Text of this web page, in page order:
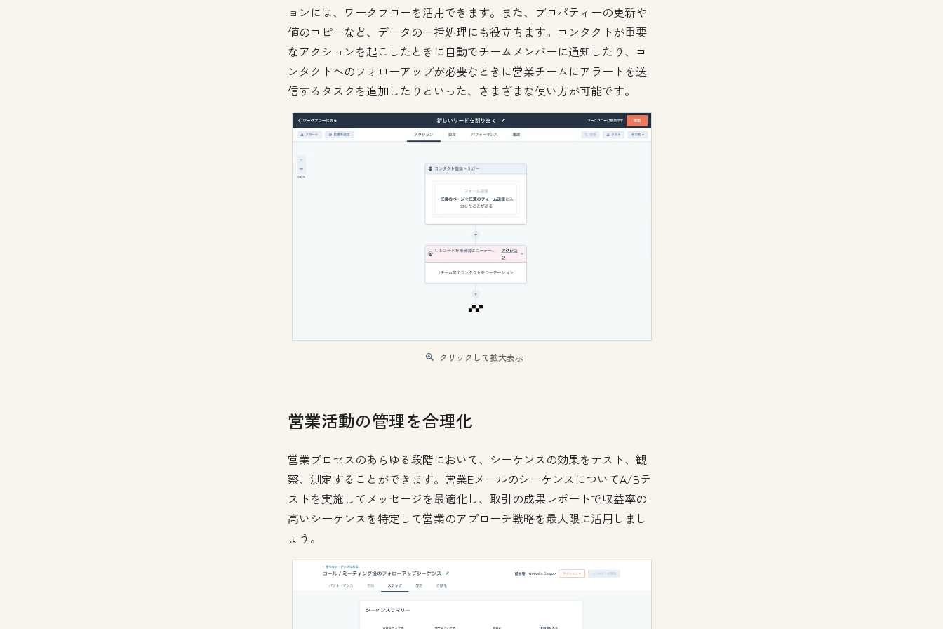
ョンには、ワークフローを活用できます。また、プロパティーの更新や
値のコピーなど、データの一括処理にも役立ちます。コンタクトが重要
なアクションを起こしたときに自動でチームメンバーに通知したり、コ
ンタクトへのフォローアップが必要なときに営業チームにアラートを送
信するタスクを追加したりといった、さまざまな使い方が可能です。
クリックして拡大表示
営業活動の管理を合理化
営業プロセスのあらゆる段階において、シーケンスの効果をテスト、観
察、測定することができます。営業EメールのシーケンスについてA/Bテ
ストを実施してメッセージを最適化し、取引の成果レポートで収益率の
高いシーケンスを特定して営業のアプローチ戦略を最大限に活用しまし
ょう。